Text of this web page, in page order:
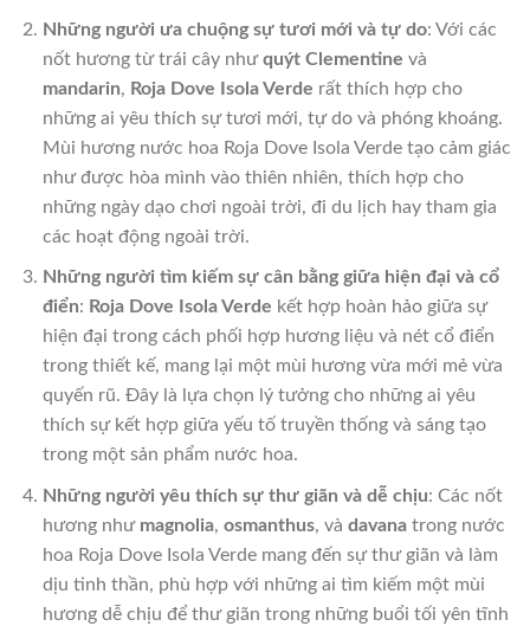
Những người ưa chuộng sự tươi mới và tự do: Với các
nốt hương từ trái cây nhưquýt Clementine và
mandarin, Roja Dove Isola Verde rất thích hợp cho
những ai yêu thích sự tươi mới, tự do và phóng khoáng.
Mùi hương nước hoa Roja Dove Isola Verde tạo cảm giác
như được hòa mình vào thiên nhiên, thích hợp cho
những ngày dạo chơi ngoài trời, đi du lịch hay tham gia
các hoạt động ngoài trời.
Những người tìm kiếm sự cân bằng giữa hiện đại và cổ
điển: Roja Dove Isola Verde kết hợp hoàn hảo giữa sự
hiện đại trong cách phối hợp hương liệu và nét cổ điển
trong thiết kế, mang lại một mùi hương vừa mới mẻ vừa
quyến rũ. Đây là lựa chọn lý tưởng cho những ai yêu
thích sự kết hợp giữa yếu tố truyền thống và sáng tạo
trong một sản phẩm nước hoa.
Những người yêu thích sự thư giãn và dễ chịu: Các nốt
hương như magnolia, osmanthus, và davanatrong nước
hoa Roja Dove Isola Verde mang đến sự thư giãn và làm
dịu tinh thần, phù hợp với những ai tìm kiếm một mùi
hương dễ chịu để thư giãn trong những buổi tối yên tĩnh